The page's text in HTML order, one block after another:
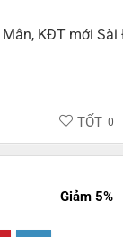
KĐT mới
TỐT 0
Giảm 5%